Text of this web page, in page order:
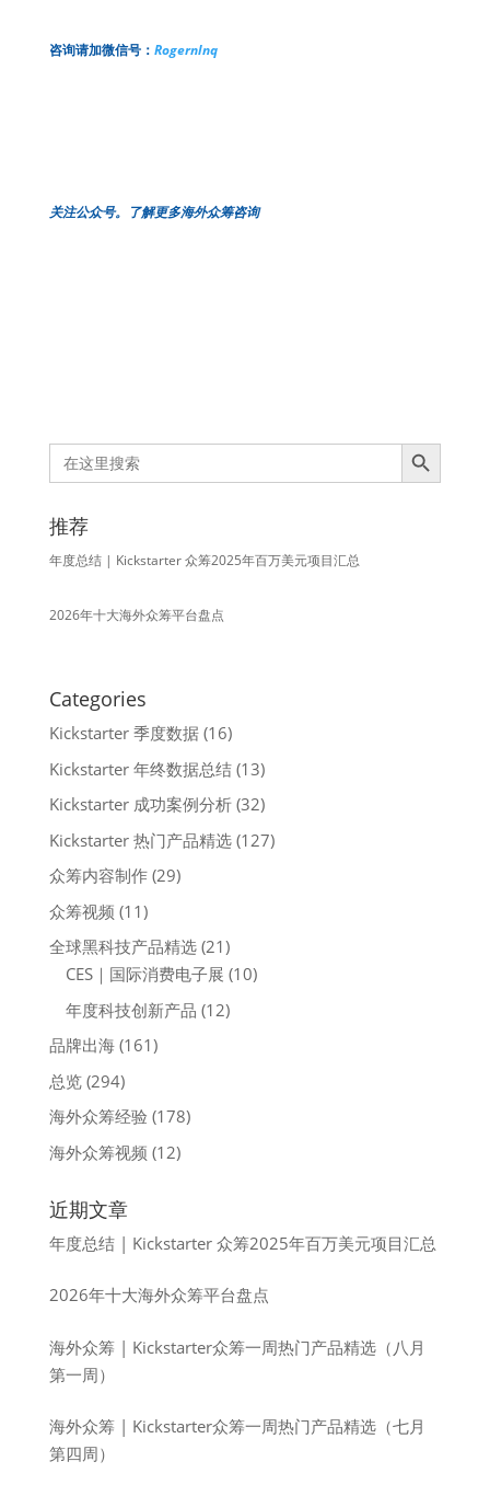
咨询请加微信号​： Rogernlnq
关注公众号。了解更多海外众筹咨询
Search
for:
Search Button
推荐
年度总结 | Kickstarter 众筹2025年百万美元项目汇总
2026年十大海外众筹平台盘点
Categories
Kickstarter 季度数据(16)
Kickstarter 年终数据总结(13)
Kickstarter 成功案例分析(32)
Kickstarter 热门产品精选(127)
众筹内容制作(29)
众筹视频 (11)
全球黑科技产品精选(21)
CES｜国际消费电子展 (10)
年度科技创新产品 (12)
品牌出海(161)
总览(294)
海外众筹经验 (178)
海外众筹视频 (12)
近期文章
年度总结 | Kickstarter 众筹2025年百万美元项目汇总
2026年十大海外众筹平台盘点
海外众筹 | Kickstarter众筹一周热门产品精选（八月
第一周）
海外众筹 | Kickstarter众筹一周热门产品精选（七月
第四周）